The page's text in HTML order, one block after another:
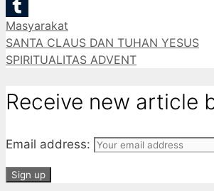
Email
Tumblr
Categories
Masyarakat
SANTA CLAUS DAN TUHAN YESUS
SPIRITUALITAS ADVENT
Receive new article
Email address: